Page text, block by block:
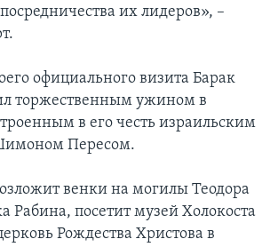
их лидеров», –
официального визита Барак
торжественным ужином в
в его честь израильским
Пересом.
венки на могилы Теодора
Рабина, посетит музей Холокоста
Рождества Христова в